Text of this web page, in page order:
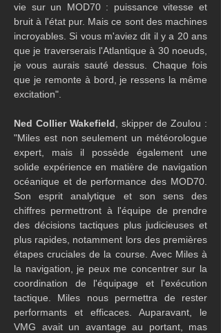
vie sur un MOD70 : puissance vitesse et
bruit à l'état pur. Mais ce sont des machines
incroyables. Si vous m'aviez dit il y a 20 ans
que je traverserais l'Atlantique à 30 noeuds,
je vous aurais sauté dessus. Chaque fois
que je remonte à bord, je ressens la même
excitation".
Ned Collier Wakefield , skipper de Zoulou :
"Miles est non seulement un météorologue
expert, mais il possède également une
solide expérience en matière de navigation
océanique et de performance des MOD70.
Son esprit analytique et son sens des
chiffres permettront à l'équipe de prendre
des décisions tactiques plus judicieuses et
plus rapides, notamment lors des premières
étapes cruciales de la course. Avec Miles à
la navigation, je peux me concentrer sur la
coordination de l'équipage et l'exécution
tactique. Miles nous permettra de rester
performants et efficaces. Auparavant, le
VMG avait un avantage au portant, mas